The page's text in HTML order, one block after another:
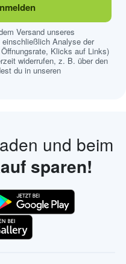
Versand unseres
Analyse der
Klicks auf Links)
widerrufen, z. B. über den
du in unseren
und beim
sparen!